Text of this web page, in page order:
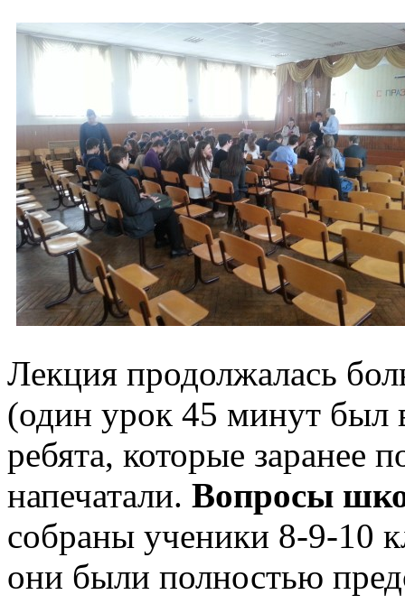
Лекция продолжалась
(один урок 45 минут был
ребята, которые заранее
напечатали. Вопросы
собраны ученики 8-9-10
они были полностью